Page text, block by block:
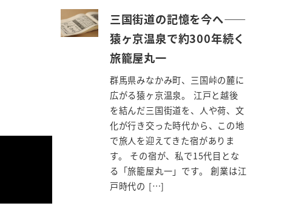
三国街道の記憶を今へ――
猿ヶ京温泉で約300年続く
旅籠屋丸一
群馬県みなかみ町、三国峠の麓に
広がる猿ヶ京温泉。 江戸と越後
を結んだ三国街道を、人や荷、文
化が行き交った時代から、この地
で旅人を迎えてきた宿がありま
す。 その宿が、私で15代目とな
る「旅籠屋丸一」です。 創業は江
戸時代の […]